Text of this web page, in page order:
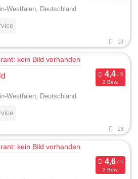
Westfalen, Deutschland
13
2 Bew.
Westfalen, Deutschland
13
2 Bew.